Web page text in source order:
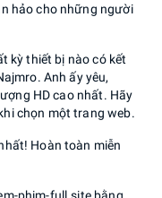
hảo cho những người
kỳ thiết bị nào có kết
Anh ấy yêu,
HD cao nhất. Hãy
chọn một trang web.
Hoàn toàn miễn
phim-full.site bằng